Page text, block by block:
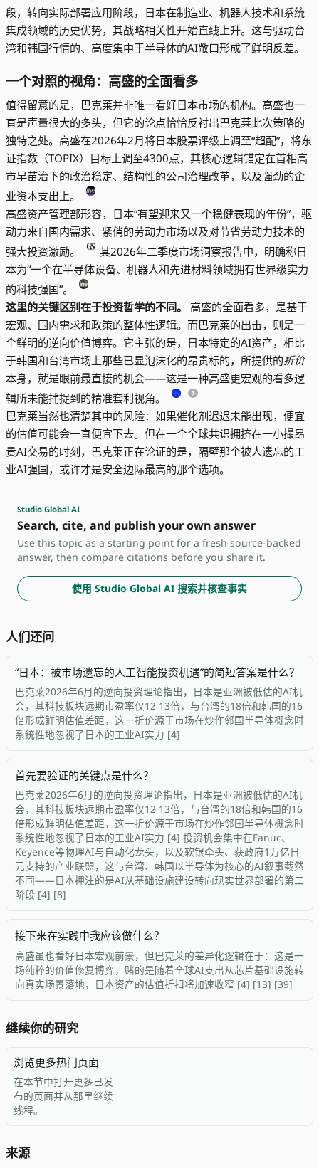
段，转向实际部署应用阶段，日本在制造业、机器人技术和系统
集成领域的历史优势，其战略相关性开始直线上升。这与驱动台
湾和韩国行情的、高度集中于半导体的AI敞口形成了鲜明反差。
一个对照的视角：高盛的全面看多
值得留意的是，巴克莱并非唯一看好日本市场的机构。高盛也一
直是声量很大的多头，但它的论点恰恰反衬出巴克莱此次策略的
独特之处。高盛在2026年2月将日本股票评级上调至“超配”，将东
证指数（TOPIX）目标上调至4300点，其核心逻辑锚定在首相高
市早苗治下的政治稳定、结构性的公司治理改革，以及强劲的企
业资本支出上。
高盛资产管理部形容，日本“有望迎来又一个稳健表现的年份”，驱
动力来自国内需求、紧俏的劳动力市场以及对节省劳动力技术的
强大投资激励。
其2026年二季度市场洞察报告中，明确称日
本为“一个在半导体设备、机器人和先进材料领域拥有世界级实力
的科技强国”。
这里的关键区别在于投资哲学的不同。
高盛的全面看多，是基于
宏观、国内需求和政策的整体性逻辑。而巴克莱的出击，则是一
个鲜明的逆向价值博弈。它主张的是，日本特定的AI资产，相比
于韩国和台湾市场上那些已显泡沫化的昂贵标的，所提供的折价
本身，就是眼前最直接的机会——这是一种高盛更宏观的看多逻
辑所未能捕捉到的精准套利视角。
巴克莱当然也清楚其中的风险：如果催化剂迟迟未能出现，便宜
的估值可能会一直便宜下去。但在一个全球共识拥挤在一小撮昂
贵AI交易的时刻，巴克莱正在论证的是，隔壁那个被人遗忘的工
业AI强国，或许才是安全边际最高的那个选项。
Studio Global AI
Search, cite, and publish your own answer
Use this topic as a starting point for a fresh source-backed
answer, then compare citations before you share it.
使用 Studio Global AI 搜索并核查事实
人们还问
“日本：被市场遗忘的人工智能投资机遇”的简短答案是什么？
巴克莱2026年6月的逆向投资理论指出，日本是亚洲被低估的AI机
会，其科技板块远期市盈率仅12 13倍，与台湾的18倍和韩国的16
倍形成鲜明估值差距，这一折价源于市场在炒作邻国半导体概念时
系统性地忽视了日本的工业AI实力 [4]
首先要验证的关键点是什么？
巴克莱2026年6月的逆向投资理论指出，日本是亚洲被低估的AI机
会，其科技板块远期市盈率仅12 13倍，与台湾的18倍和韩国的16
倍形成鲜明估值差距，这一折价源于市场在炒作邻国半导体概念时
系统性地忽视了日本的工业AI实力 [4] 投资机会集中在Fanuc、
Keyence等物理AI与自动化龙头，以及软银牵头、获政府1万亿日
元支持的产业联盟，这与台湾、韩国以半导体为核心的AI叙事截然
不同——日本押注的是AI从基础设施建设转向现实世界部署的第二
阶段 [4] [8]
接下来在实践中我应该做什么？
高盛虽也看好日本宏观前景，但巴克莱的差异化逻辑在于：这是一
场纯粹的价值修复博弈，赌的是随着全球AI支出从芯片基础设施转
向真实场景落地，日本资产的估值折扣将加速收窄 [4] [13] [39]
继续你的研究
浏览更多热门页面
在本节中打开更多已发
布的页面并从那里继续
线程。
来源